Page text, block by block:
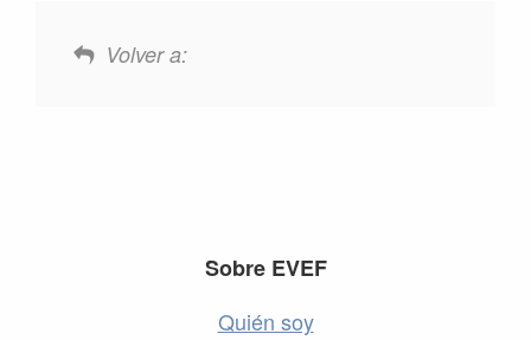
Volver a:
Sobre EVEF
Quién soy